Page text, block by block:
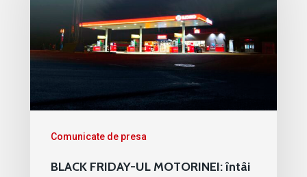
Comunicate de presa
BLACK FRIDAY-UL MOTORINEI: întâi